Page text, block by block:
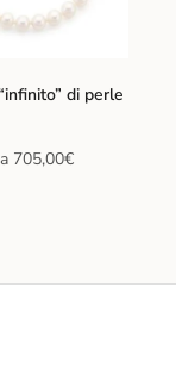
di perle
705,00€